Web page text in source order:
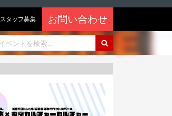
スタッフ募集 お問い合わせ